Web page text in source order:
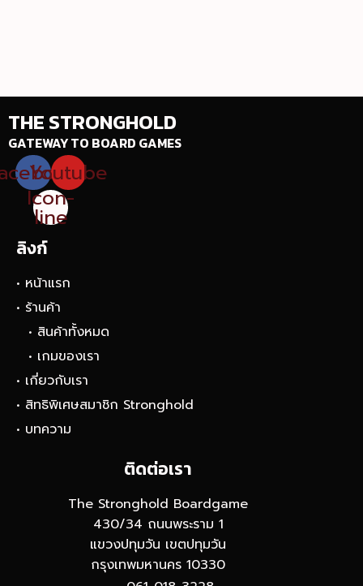
THE STRONGHOLD
GATEWAY TO BOARD GAMES
Youtube
Icon-
line
ลิงก์
• หน้าแรก
• ร้านค้า
• สินค้าทั้งหมด
• เกมของเรา
• เกี่ยวกับเรา
• สิทธิพิเศษสมาชิก Stronghold
• บทความ
ติดต่อเรา
The Stronghold Boardgame
430/34 ถนนพระราม 1
แขวงปทุมวัน เขตปทุมวัน
กรุงเทพมหานคร 10330